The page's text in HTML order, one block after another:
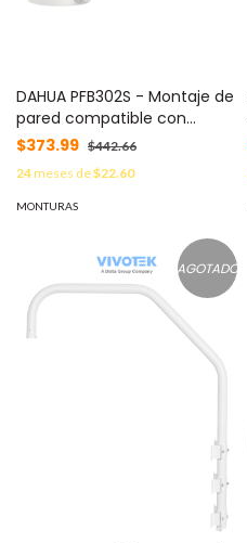
DAHUA PFB302S - Montaje de
pared compatible con
adaptadores PFA100 para
camaras domo H dBW5300 /
H dBW5501 / H dBW8301
$373.99 $442.66
24meses de$22.60
MONTURAS
AGOTADO